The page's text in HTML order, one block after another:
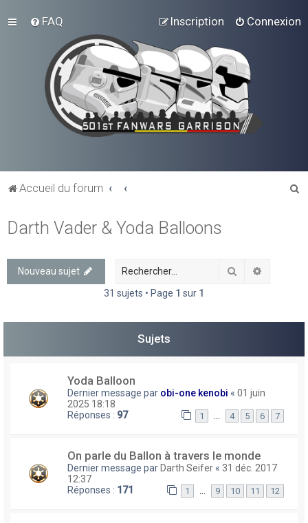
FAQ Connexion
Inscription
Accueil du forum
h
r
Darth Vader & Yoda Balloons
Nouveau sujet Rechercher
31 sujets • Page 1 sur 1
Sujets
Yoda Balloon
Dernier message par obi-one kenobi « 01 juin
2025 18:18
Réponses : 97 1 4 5 6 7
On parle du Ballon à travers le monde
Dernier message par Darth Seifer « 31 déc. 2017
12:37
Réponses : 171 1 … 9 10 11 12